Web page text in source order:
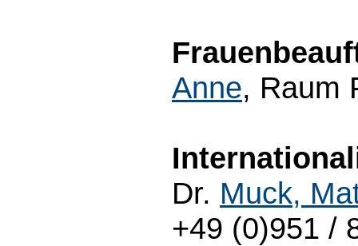
Anne, Raum
Dr. Muck,
+49 (0)951 /